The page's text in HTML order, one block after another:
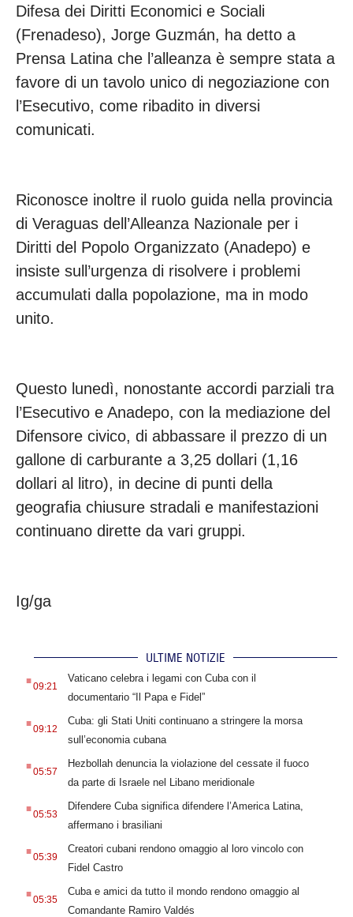
Difesa dei Diritti Economici e Sociali
(Frenadeso), Jorge Guzmán, ha detto a
Prensa Latina che l’alleanza è sempre stata a
favore di un tavolo unico di negoziazione con
l’Esecutivo, come ribadito in diversi
comunicati.
Riconosce inoltre il ruolo guida nella provincia
di Veraguas dell’Alleanza Nazionale per i
Diritti del Popolo Organizzato (Anadepo) e
insiste sull’urgenza di risolvere i problemi
accumulati dalla popolazione, ma in modo
unito.
Questo lunedì, nonostante accordi parziali tra
l’Esecutivo e Anadepo, con la mediazione del
Difensore civico, di abbassare il prezzo di un
gallone di carburante a 3,25 dollari (1,16
dollari al litro), in decine di punti della
geografia chiusure stradali e manifestazioni
continuano dirette da vari gruppi.
Ig/ga
ULTIME NOTIZIE
.09:21
Vaticano celebra i legami con Cuba con il
documentario “Il Papa e Fidel”
.09:12
Cuba: gli Stati Uniti continuano a stringere la morsa
sull’economia cubana
.05:57
Hezbollah denuncia la violazione del cessate il fuoco
da parte di Israele nel Libano meridionale
.05:53
Difendere Cuba significa difendere l’America Latina,
affermano i brasiliani
.05:39
Creatori cubani rendono omaggio al loro vincolo con
Fidel Castro
.05:35
Cuba e amici da tutto il mondo rendono omaggio al
Comandante Ramiro Valdés